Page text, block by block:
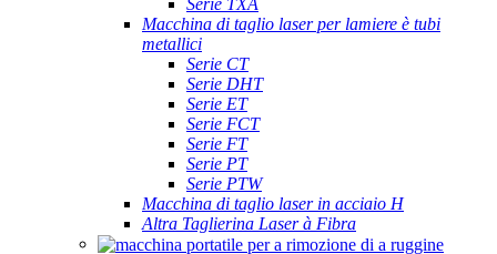
Serie TXA
Macchina di taglio laser per lamiere è tubi
metallici
Serie CT
Serie DHT
Serie ET
Serie FCT
Serie FT
Serie PT
Serie PTW
Macchina di taglio laser in acciaio H
Altra Taglierina Laser à Fibra